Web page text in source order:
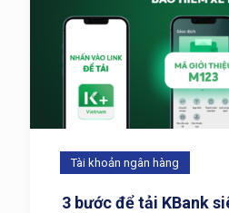
Tài khoản ngân hàng
3 bước để tải KBank